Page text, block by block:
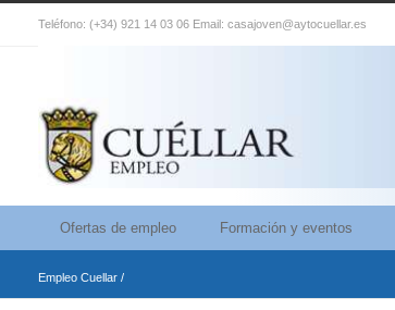
Teléfono: (+34) 921 14 03 06 Email: casajoven@aytocuellar.es
Ofertas de empleo Formación y eventos
Empleo Cuellar /